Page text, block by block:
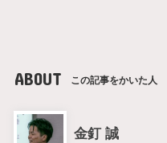
ABOUT この記事をかいた人
金釘 誠